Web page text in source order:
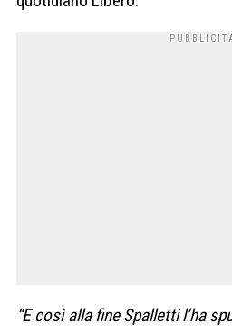
“E così alla fine Spalletti l’ha